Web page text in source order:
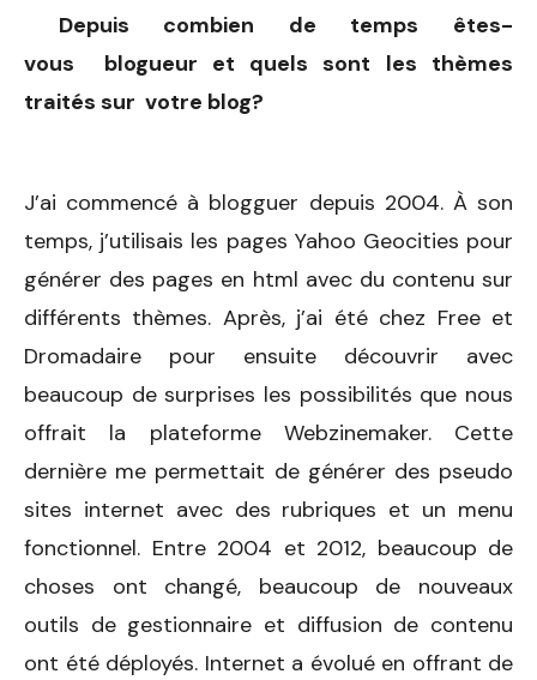
Depuis combien de temps êtes-
vous blogueur et quels sont les thèmes
traités sur votre blog?
J’ai commencé à blogguer depuis 2004. À son
temps, j’utilisais les pages Yahoo Geocities pour
générer des pages en html avec du contenu sur
différents thèmes. Après, j’ai été chez Free et
Dromadaire pour ensuite découvrir avec
beaucoup de surprises les possibilités que nous
offrait la plateforme Webzinemaker. Cette
dernière me permettait de générer des pseudo
sites internet avec des rubriques et un menu
fonctionnel. Entre 2004 et 2012, beaucoup de
choses ont changé, beaucoup de nouveaux
outils de gestionnaire et diffusion de contenu
ont été déployés. Internet a évolué en offrant de